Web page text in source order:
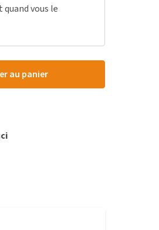
vous le
au panier